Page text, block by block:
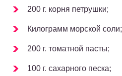
200 г. корня петрушки;
Килограмм морской соли;
200 г. томатной пасты;
100 г. сахарного песка;